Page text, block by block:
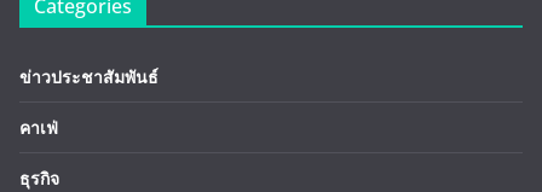
Categories
ข่าวประชาสัมพันธ์
คาเฟ่
ธุรกิจ